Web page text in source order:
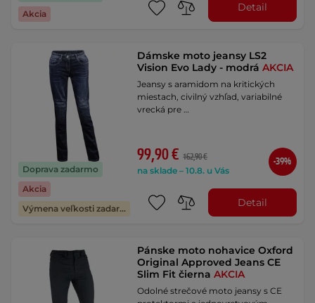
Akcia
Detail
Doprava zadarmo
Akcia
Výmena veľkosti zadarmo
Dámske moto jeansy LS2
Vision Evo Lady - modráAKCIA
Jeansy s aramidom na kritických
miestach, civilný vzhľad, variabilné
vrecká pre …
99,90 € 162,90 €
na sklade – 10.8. u Vás
-39%
Detail
Pánske moto nohavice Oxford
Original Approved Jeans CE
Slim Fit čiernaAKCIA
Odolné strečové moto jeansy s CE